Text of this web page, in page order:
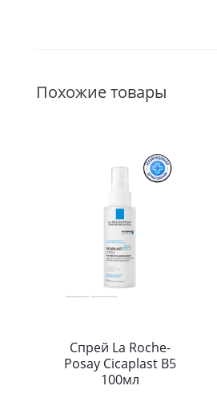
Похожие товары
Спрей La Roche-
Posay Cicaplast B5
100мл